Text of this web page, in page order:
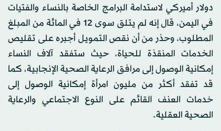
دولار أميركي لاستدامة البرامج الخاصة بالنساء والفتيات
في اليمن، قال إنه لم يتلق سوى 12 في المائة من المبلغ
المطلوب، وحذر من أن نقص التمويل أجبره على تقليص
الخدمات المنقذة للحياة، حيث ستفقد آلاف النساء
إمكانية الوصول إلى مرافق الرعاية الصحية الإنجابية، كما
قد تفقد أكثر من مليون امرأة إمكانية الوصول إلى
خدمات العنف القائم على النوع الاجتماعي والرعاية
الصحية العقلية.